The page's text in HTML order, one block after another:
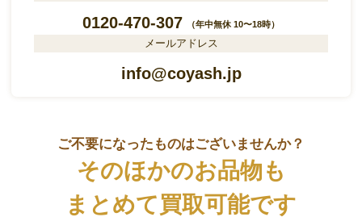
0120-470-307 （年中無休 10〜18時）
メールアドレス
info@coyash.jp
ご不要になったものはございませんか？
そのほかのお品物も
まとめて買取可能です